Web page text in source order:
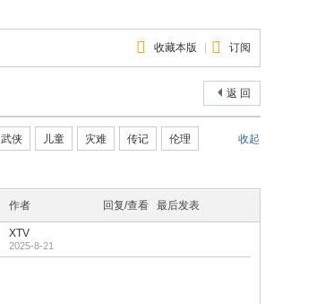
收藏本版 订阅
返 回
收起
武侠 儿童 灾难 传记 伦理
作者 回复/查看 最后发表
XTV
2025-8-21